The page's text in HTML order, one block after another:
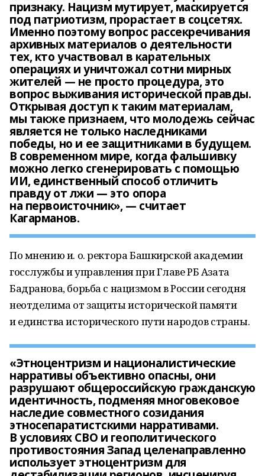
признаку. Нацизм мутирует, маскируется
под патриотизм, прорастает в соцсетях.
Именно поэтому вопрос рассекречивания
архивных материалов о деятельности
тех, кто участвовал в карательных
операциях и уничтожал сотни мирных
жителей — не просто процедура, это
вопрос выживания исторической правды.
Открывая доступ к таким материалам,
мы также признаем, что молодежь сейчас
является не только наследниками
победы, но и ее защитниками в будущем.
В современном мире, когда фальшивку
можно легко сгенерировать с помощью
ИИ, единственный способ отличить
правду от лжи — это опора
на первоисточник», — считает
Кагарманов.
По мнению и. о. ректора Башкирской академии
госслужбы и управления при Главе РБ Азата
Бадранова, борьба с нацизмом в России сегодня
неотделима от защиты исторической памяти
и единства исторического пути народов страны.
«Этноцентризм и националистические
нарративы объективно опасны, они
разрушают общероссийскую гражданскую
идентичность, подменяя многовековое
наследие совместного созидания
этносепаратистскими нарративами.
В условиях СВО и геополитического
противостояния Запад целенаправленно
использует этноцентризм для